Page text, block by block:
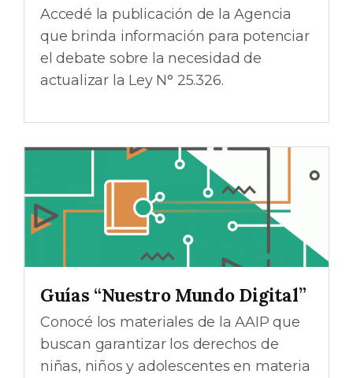
Accedé la publicación de la Agencia
que brinda información para potenciar
el debate sobre la necesidad de
actualizar la Ley N° 25.326.
Guías “Nuestro Mundo Digital”
Conocé los materiales de la AAIP que
buscan garantizar los derechos de
niñas, niños y adolescentes en materia